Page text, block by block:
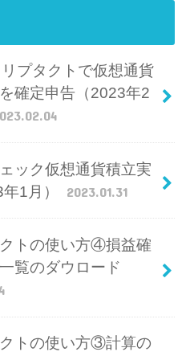
プタクトで仮想通貨
確定申告（2023年2
ック仮想通貨積立実
1月）
2023.01.31
トの使い方④損益確
覧のダウロード
トの使い方③計算の